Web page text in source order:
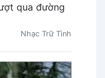
qua đường
Nhạc Trữ Tình